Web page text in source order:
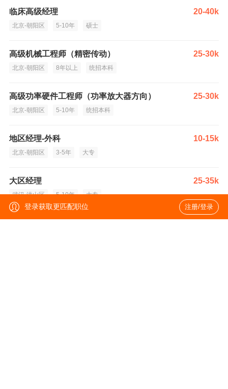
临床高级经理 20-40k
北京-朝阳区 5-10年 硕士
高级机械工程师（精密传动） 25-30k
北京-朝阳区 8年以上 统招本科
高级功率硬件工程师（功率放大器方向） 25-30k
北京-朝阳区 5-10年 统招本科
地区经理-外科 10-15k
北京-朝阳区 3-5年 大专
大区经理 25-35k
武汉-洪山区 5-10年 大专
登录获取更匹配职位 注册/登录